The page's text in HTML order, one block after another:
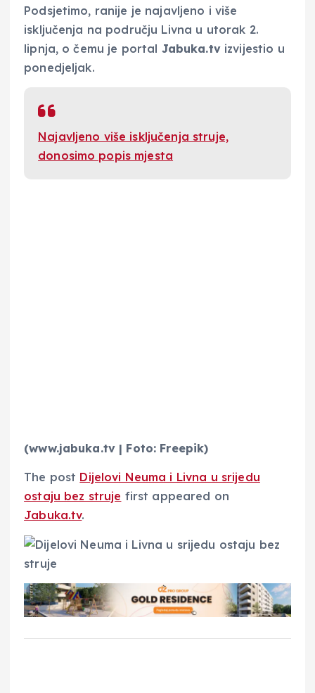
Podsjetimo, ranije je najavljeno i više
isključenja na području Livna u utorak 2.
lipnja, o čemu je portal Jabuka.tvizvijestio u
ponedjeljak.
Najavljeno više isključenja struje,
donosimo popis mjesta
(www.jabuka.tv | Foto: Freepik)
The post Dijelovi Neuma i Livna u srijedu
ostaju bez struje first appeared on
Jabuka.tv.